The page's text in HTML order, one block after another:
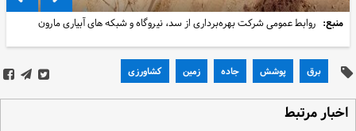
منبع: روابط عمومی شرکت بهره‌برداری از سد، نیروگاه و شبکه های آبیاری مارون
برق پوشش جاده زمین کشاورزی
اخبار مرتبط